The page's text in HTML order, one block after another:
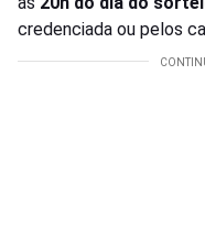
credenciada ou pelos